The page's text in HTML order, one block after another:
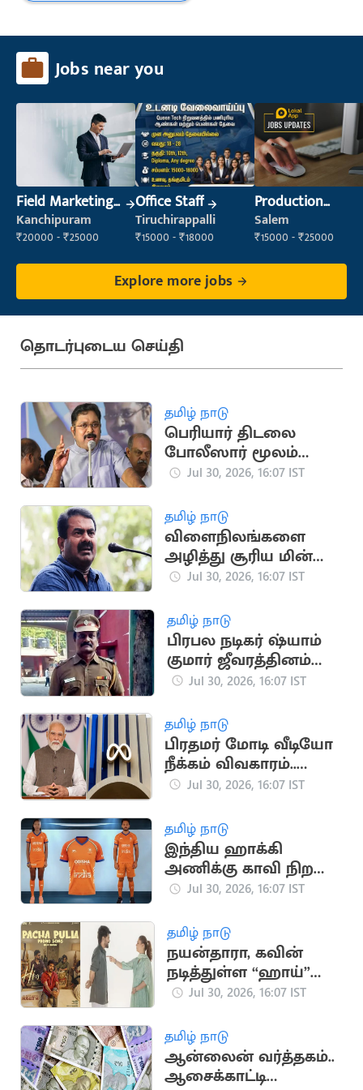
Jobs near you
Field Marketing
Executive
Kanchipuram
₹20000 - ₹25000
Office Staff
Tiruchirappalli
₹15000 - ₹18000
Production
Supervisor
Salem
₹15000 - ₹25000
Explore more jobs
தொடர்புடைய செய்தி
தமிழ் நாடு
பெரியார் திடலை
போலீஸார் மூலம்
முடக்குவதா? - டிடிவி
Jul 30, 2026, 16:07 IST
தமிழ் நாடு
விளைநிலங்களை
அழித்து சூரிய மின்
உற்பத்தி.. சீமான்
Jul 30, 2026, 16:07 IST
தமிழ் நாடு
பிரபல நடிகர் ஷ்யாம்
குமார் ஜீவரத்தினம்
காலமானார்
Jul 30, 2026, 16:07 IST
தமிழ் நாடு
பிரதமர் மோடி வீடியோ
நீக்கம் விவகாரம்..
மெட்டாவுக்கு மீண்டும்
Jul 30, 2026, 16:07 IST
தமிழ் நாடு
இந்திய ஹாக்கி
அணிக்கு காவி நிற
ஜெர்சி
Jul 30, 2026, 16:07 IST
தமிழ் நாடு
நயன்தாரா, கவின்
நடித்துள்ள “ஹாய்”
படத்தின் 3வது
வெளியீடு
Jul 30, 2026, 16:07 IST
தமிழ் நாடு
ஆன்லைன் வர்த்தகம்..
ஆசைக்காட்டி